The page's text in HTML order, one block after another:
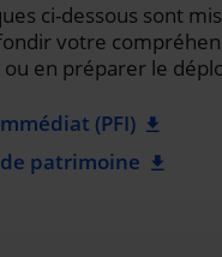
ci-dessous sont
votre
ou en préparer le
(PFI)
patrimoine